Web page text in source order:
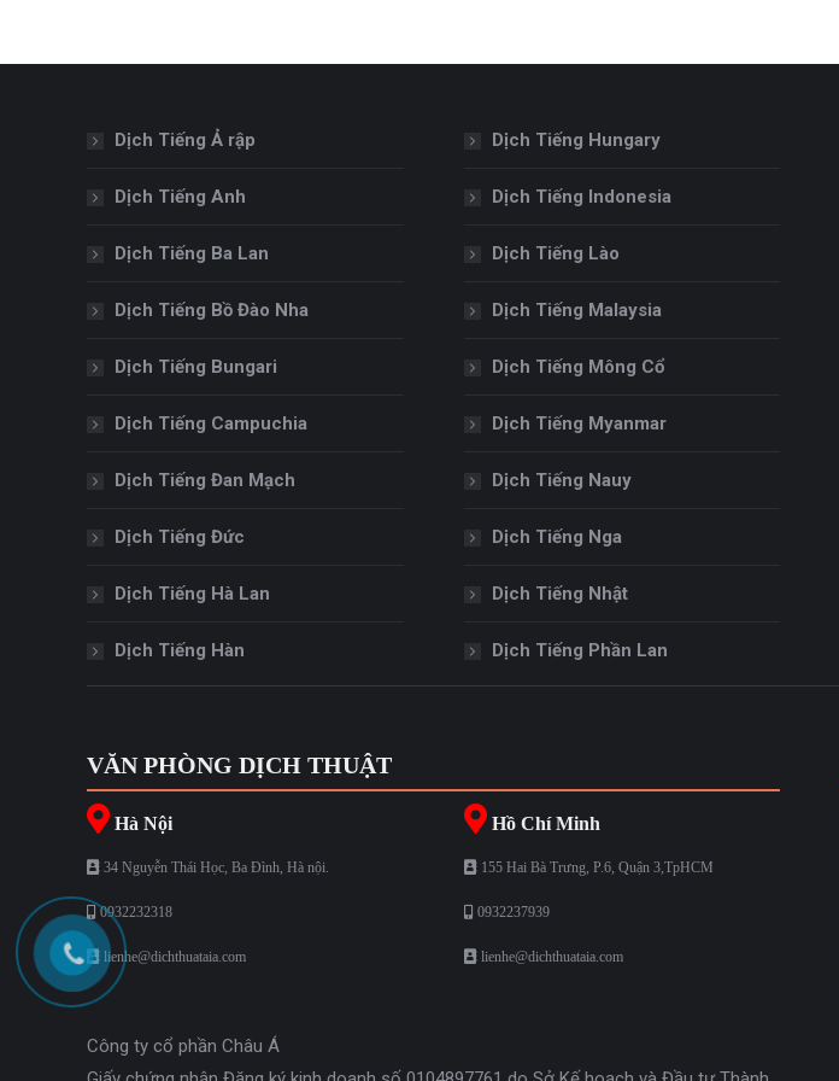
Dịch Tiếng Ả rập
Dịch Tiếng Anh
Dịch Tiếng Ba Lan
Dịch Tiếng Bồ Đào Nha
Dịch Tiếng Bungari
Dịch Tiếng Campuchia
Dịch Tiếng Đan Mạch
Dịch Tiếng Đức
Dịch Tiếng Hà Lan
Dịch Tiếng Hàn
Dịch Tiếng Hungary
Dịch Tiếng Indonesia
Dịch Tiếng Lào
Dịch Tiếng Malaysia
Dịch Tiếng Mông Cổ
Dịch Tiếng Myanmar
Dịch Tiếng Nauy
Dịch Tiếng Nga
Dịch Tiếng Nhật
Dịch Tiếng Phần Lan
VĂN PHÒNG DỊCH THUẬT
Hà Nội
34 Nguyễn Thái Học, Ba Đình, Hà nội.
0932232318
lienhe@dichthuataia.com
Hồ Chí Minh
155 Hai Bà Trưng, P.6, Quận 3,TpHCM
0932237939
lienhe@dichthuataia.com
Công ty cổ phần Châu Á